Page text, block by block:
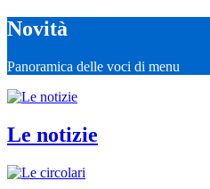
Novità
Panoramica delle voci di menu
Le notizie